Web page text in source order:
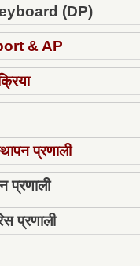
(DP)
& AP
प्रणाली
प्रणाली
प्रणाली